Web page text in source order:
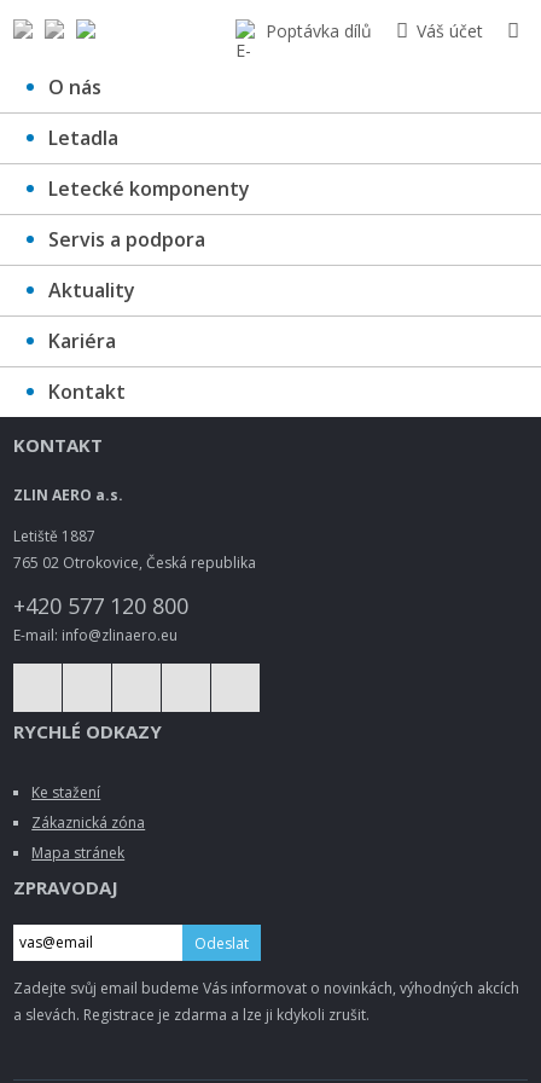
Poptávka dílů Váš účet
O nás
Letadla
Letecké komponenty
Servis a podpora
Aktuality
Kariéra
Kontakt
ZLIN AERO
KONTAKT
ZLIN AERO a.s.
Letiště 1887
765 02 Otrokovice, Česká republika
+420 577 120 800
E-mail: info@zlinaero.eu
RYCHLÉ ODKAZY
Ke stažení
Zákaznická zóna
Mapa stránek
ZPRAVODAJ
Odeslat
Zadejte svůj email budeme Vás informovat o novinkách, výhodných akcích
a slevách. Registrace je zdarma a lze ji kdykoli zrušit.